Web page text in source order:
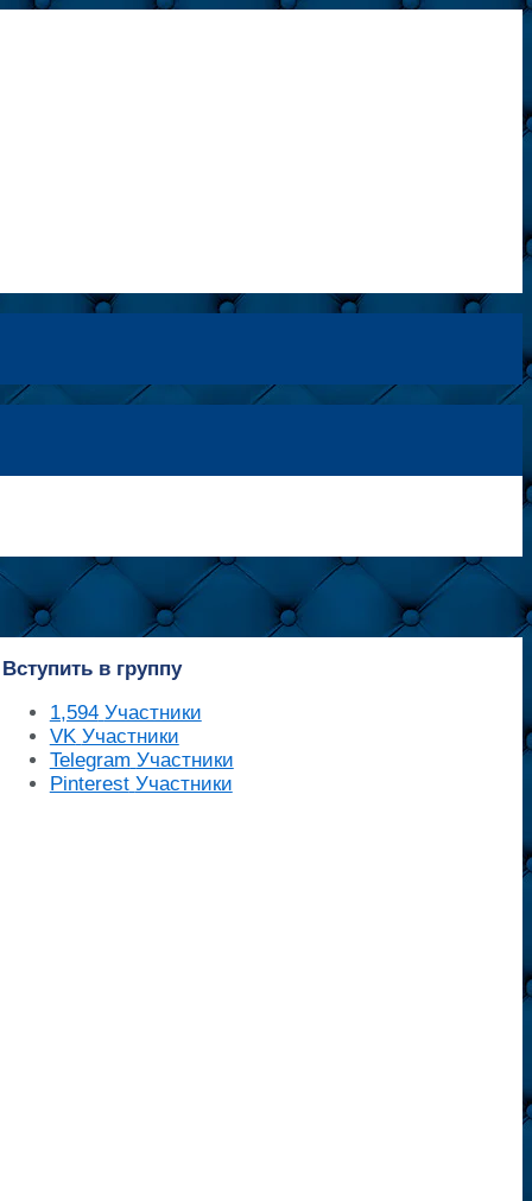
Вступить в группу
1,594 Участники
VK Участники
Telegram Участники
Pinterest Участники